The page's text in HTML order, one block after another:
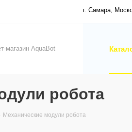
г. Самара,
магазин AquaBot
робота
Механические модули робота